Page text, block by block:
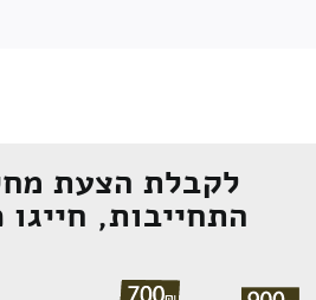
לקבלת הצעת
התחייבות,